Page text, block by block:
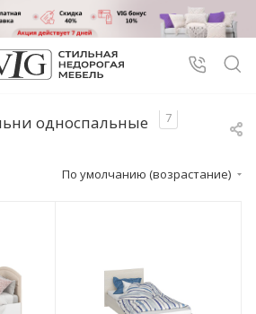
односпальные 7
По умолчанию (возрастание)